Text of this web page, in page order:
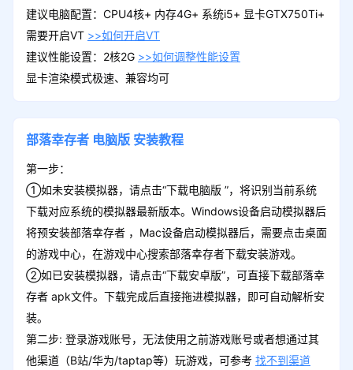
建议电脑配置：CPU4核+ 内存4G+ 系统i5+ 显卡GTX750Ti+
需要开启VT >>如何开启VT
建议性能设置：2核2G >>如何调整性能设置
显卡渲染模式极速、兼容均可
部落幸存者 电脑版 安装教程
第一步：
①如未安装模拟器，请点击“下载电脑版 ”，将识别当前系统
下载对应系统的模拟器最新版本。Windows设备启动模拟器后
将预安装部落幸存者 ，Mac设备启动模拟器后，需要点击桌面
的游戏中心，在游戏中心搜索部落幸存者下载安装游戏。
②如已安装模拟器，请点击“下载安卓版”，可直接下载部落幸
存者 apk文件。下载完成后直接拖进模拟器，即可自动解析安
装。
第二步: 登录游戏账号，无法使用之前游戏账号或者想通过其
他渠道（B站/华为/taptap等）玩游戏，可参考 找不到渠道